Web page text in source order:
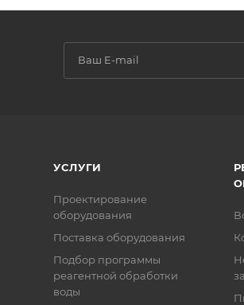
УСЛУГИ
Проектирование
оборудования
Поставка оборудования
Подбор программы
реагентной обработки
воды